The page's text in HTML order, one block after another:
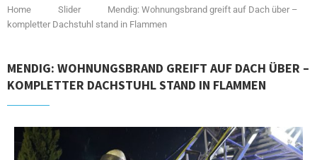
Home Slider
Mendig: Wohnungsbrand greift auf Dach über –
kompletter Dachstuhl stand in Flammen
MENDIG: WOHNUNGSBRAND GREIFT AUF DACH ÜBER –
KOMPLETTER DACHSTUHL STAND IN FLAMMEN